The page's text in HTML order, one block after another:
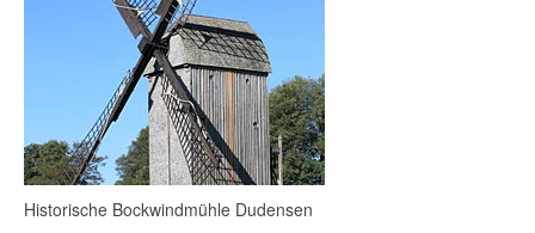
Historische Bockwindmühle Dudensen